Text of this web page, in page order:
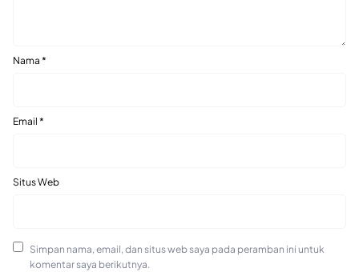
Nama *
Email *
Situs Web
Simpan nama, email, dan situs web saya pada peramban ini untuk
komentar saya berikutnya.